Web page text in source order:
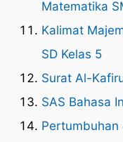
Matematika
Kalimat
SD Kelas 5
Surat Al-
SAS Bahasa
Pertumbuhan